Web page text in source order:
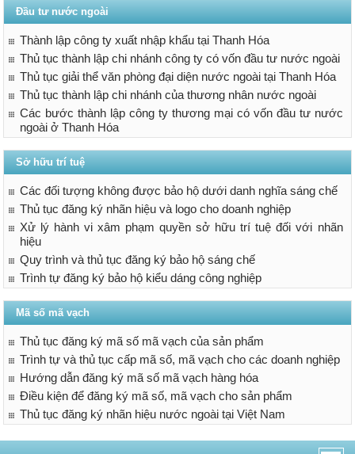
Đầu tư nước ngoài
Thành lập công ty xuất nhập khẩu tại Thanh Hóa
Thủ tục thành lập chi nhánh công ty có vốn đầu tư nước ngoài
Thủ tục giải thể văn phòng đại diện nước ngoài tại Thanh Hóa
Thủ tục thành lập chi nhánh của thương nhân nước ngoài
Các bước thành lập công ty thương mại có vốn đầu tư nước
ngoài ở Thanh Hóa
Sở hữu trí tuệ
Các đối tượng không được bảo hộ dưới danh nghĩa sáng chế
Thủ tục đăng ký nhãn hiệu và logo cho doanh nghiệp
Xử lý hành vi xâm phạm quyền sở hữu trí tuệ đối với nhãn
hiệu
Quy trình và thủ tục đăng ký bảo hộ sáng chế
Trình tự đăng ký bảo hộ kiểu dáng công nghiệp
Mã số mã vạch
Thủ tục đăng ký mã số mã vạch của sản phẩm
Trình tự và thủ tục cấp mã số, mã vạch cho các doanh nghiệp
Hướng dẫn đăng ký mã số mã vạch hàng hóa
Điều kiện để đăng ký mã số, mã vạch cho sản phẩm
Thủ tục đăng ký nhãn hiệu nước ngoài tại Việt Nam